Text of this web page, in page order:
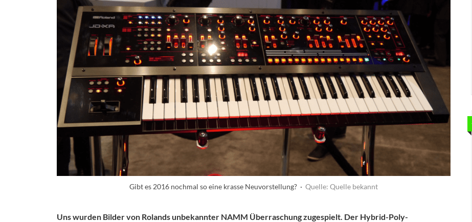
Gibt es 2016 nochmal so eine krasse Neuvorstellung? · Quelle: Quelle bekannt
Uns wurden Bilder von Rolands unbekannter NAMM Überraschung zugespielt. Der Hybrid-Poly-